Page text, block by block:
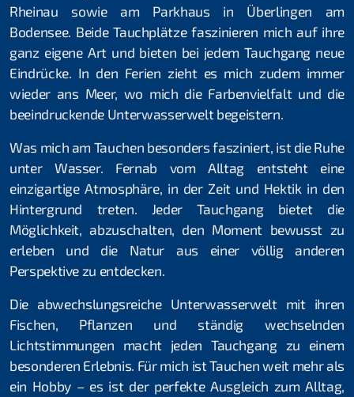
Rheinau sowie am Parkhaus in Überlingen am
Bodensee. Beide Tauchplätze faszinieren mich auf ihre
ganz eigene Art und bieten bei jedem Tauchgang neue
Eindrücke. In den Ferien zieht es mich zudem immer
wieder ans Meer, wo mich die Farbenvielfalt und die
beeindruckende Unterwasserwelt begeistern.
Was mich am Tauchen besonders fasziniert, ist die Ruhe
unter Wasser. Fernab vom Alltag entsteht eine
einzigartige Atmosphäre, in der Zeit und Hektik in den
Hintergrund treten. Jeder Tauchgang bietet die
Möglichkeit, abzuschalten, den Moment bewusst zu
erleben und die Natur aus einer völlig anderen
Perspektive zu entdecken.
Die abwechslungsreiche Unterwasserwelt mit ihren
Fischen, Pflanzen und ständig wechselnden
Lichtstimmungen macht jeden Tauchgang zu einem
besonderen Erlebnis. Für mich ist Tauchen weit mehr als
ein Hobby – es ist der perfekte Ausgleich zum Alltag,
Thomas Türk
Michael Vogel
Daniel Fahrni
Daniel Rüttimann
Bettina Schweizer
Clublokal
Tauchanlässe & Events
Atemgas
Öffentlichkeitsarbeit